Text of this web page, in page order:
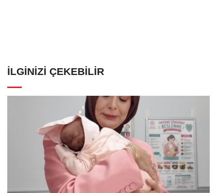
İLGINIZI ÇEKEBILIR